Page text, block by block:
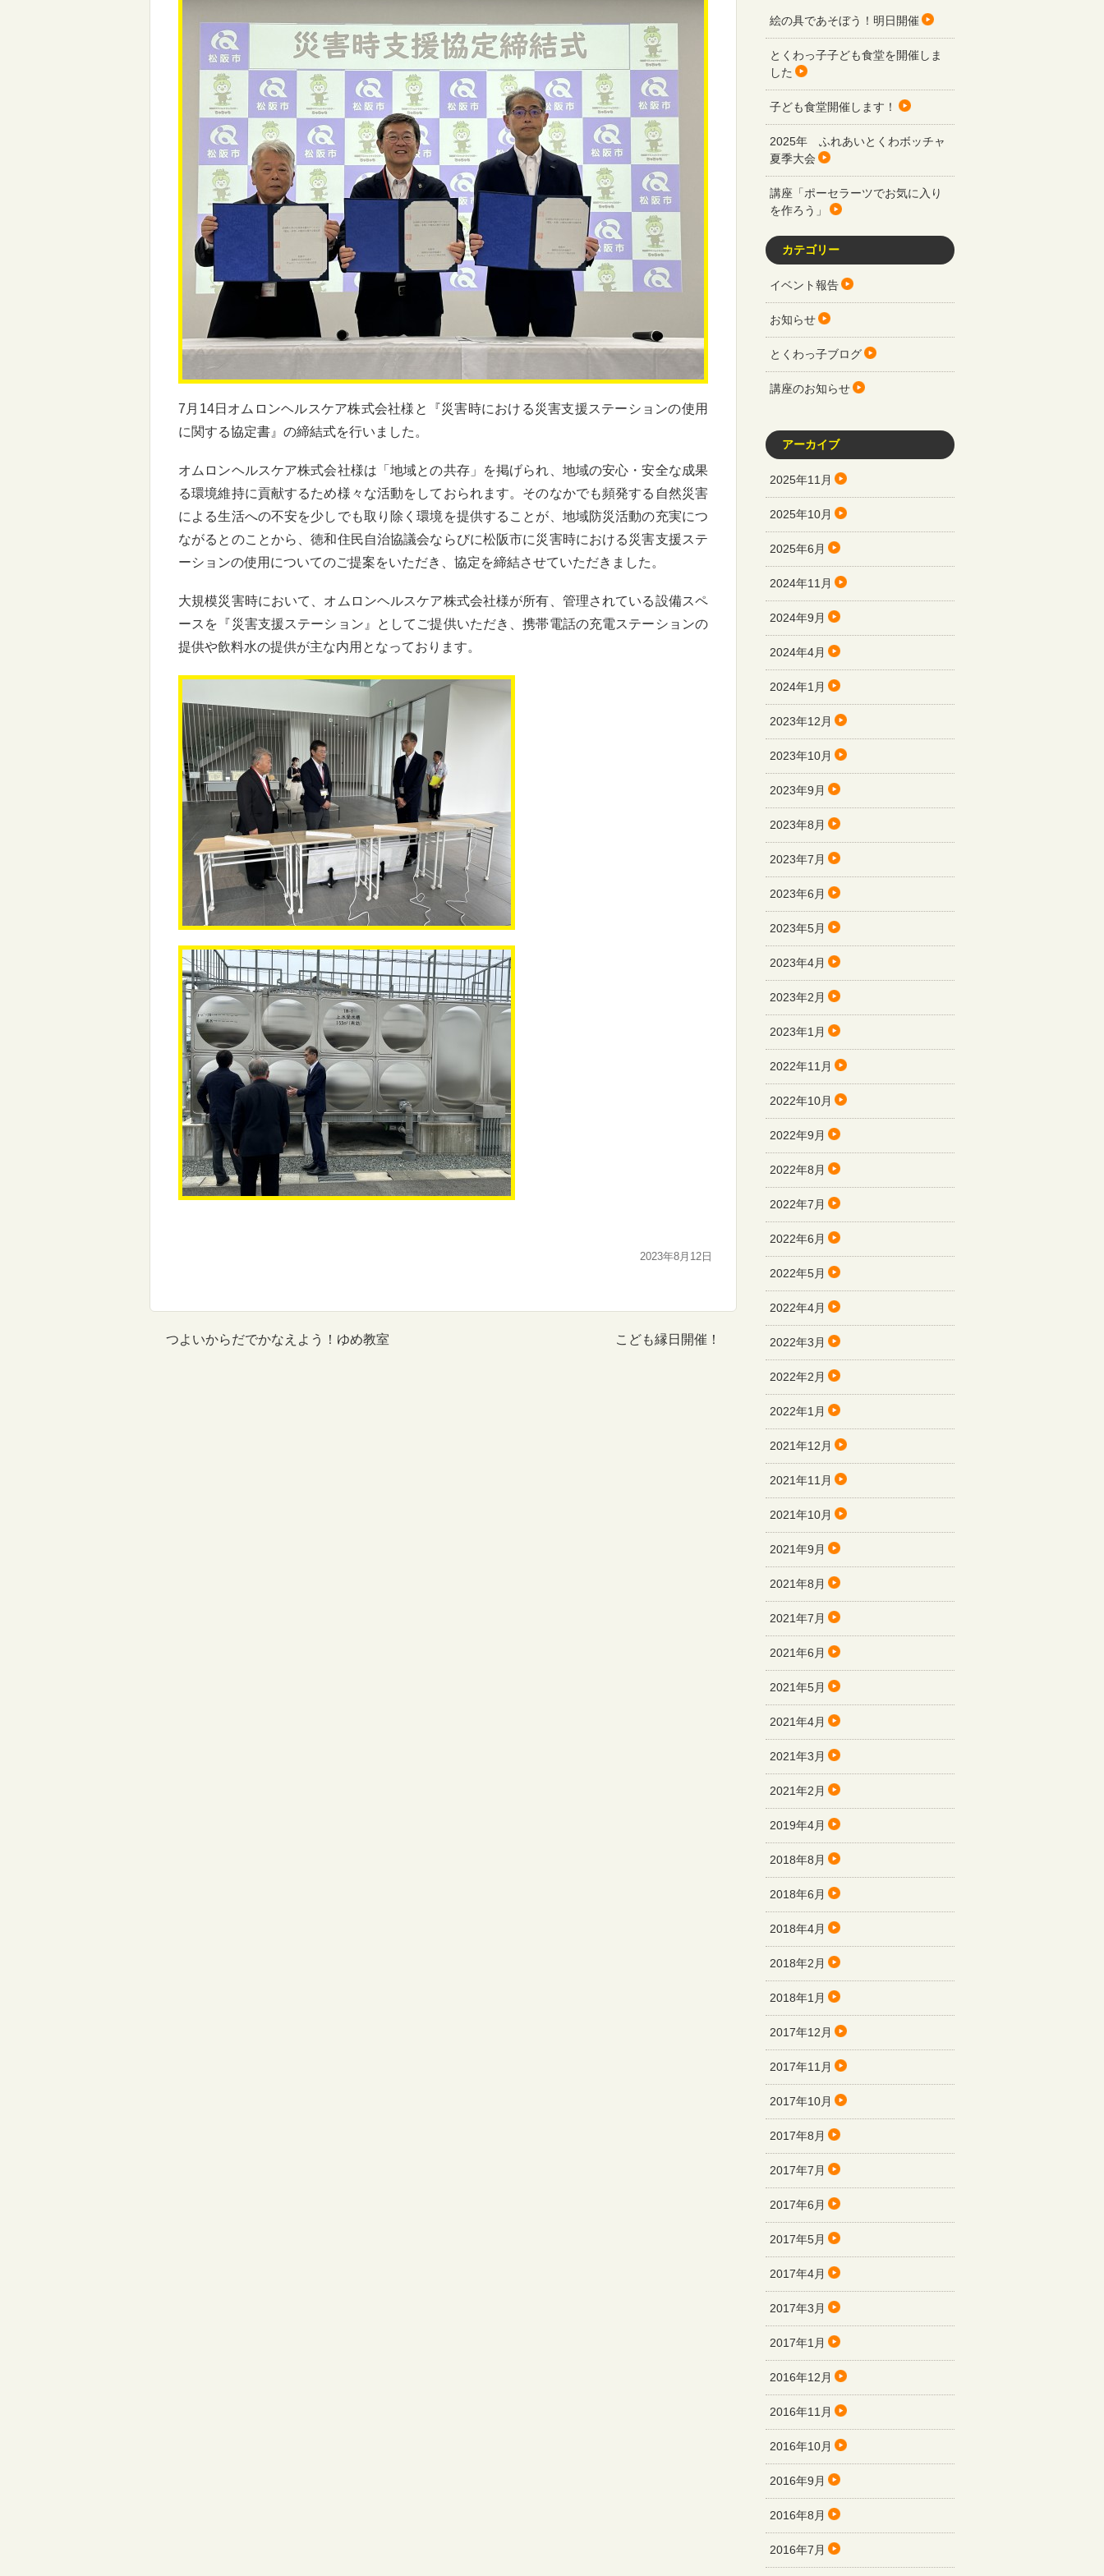
7月14日オムロンヘルスケア株式会社様と『災害時における災害支援ステーションの使用
に関する協定書』の締結式を行いました。
オムロンヘルスケア株式会社様は「地域との共存」を掲げられ、地域の安心・安全な成果
る環境維持に貢献するため様々な活動をしておられます。そのなかでも頻発する自然災害
による生活への不安を少しでも取り除く環境を提供することが、地域防災活動の充実につ
ながるとのことから、徳和住民自治協議会ならびに松阪市に災害時における災害支援ステ
ーションの使用についてのご提案をいただき、協定を締結させていただきました。
大規模災害時において、オムロンヘルスケア株式会社様が所有、管理されている設備スペ
ースを『災害支援ステーション』としてご提供いただき、携帯電話の充電ステーションの
提供や飲料水の提供が主な内用となっております。
2023年8月12日
つよいからだでかなえよう！ゆめ教室 こども縁日開催！
絵の具であそぼう！明日開催
とくわっ子子ども食堂を開催しま
した
子ども食堂開催します！
2025年 ふれあいとくわボッチャ
夏季大会
講座「ポーセラーツでお気に入り
を作ろう」
カテゴリー
イベント報告
お知らせ
とくわっ子ブログ
講座のお知らせ
アーカイブ
2025年11月
2025年10月
2025年6月
2024年11月
2024年9月
2024年4月
2024年1月
2023年12月
2023年10月
2023年9月
2023年8月
2023年7月
2023年6月
2023年5月
2023年4月
2023年2月
2023年1月
2022年11月
2022年10月
2022年9月
2022年8月
2022年7月
2022年6月
2022年5月
2022年4月
2022年3月
2022年2月
2022年1月
2021年12月
2021年11月
2021年10月
2021年9月
2021年8月
2021年7月
2021年6月
2021年5月
2021年4月
2021年3月
2021年2月
2019年4月
2018年8月
2018年6月
2018年4月
2018年2月
2018年1月
2017年12月
2017年11月
2017年10月
2017年8月
2017年7月
2017年6月
2017年5月
2017年4月
2017年3月
2017年1月
2016年12月
2016年11月
2016年10月
2016年9月
2016年8月
2016年7月